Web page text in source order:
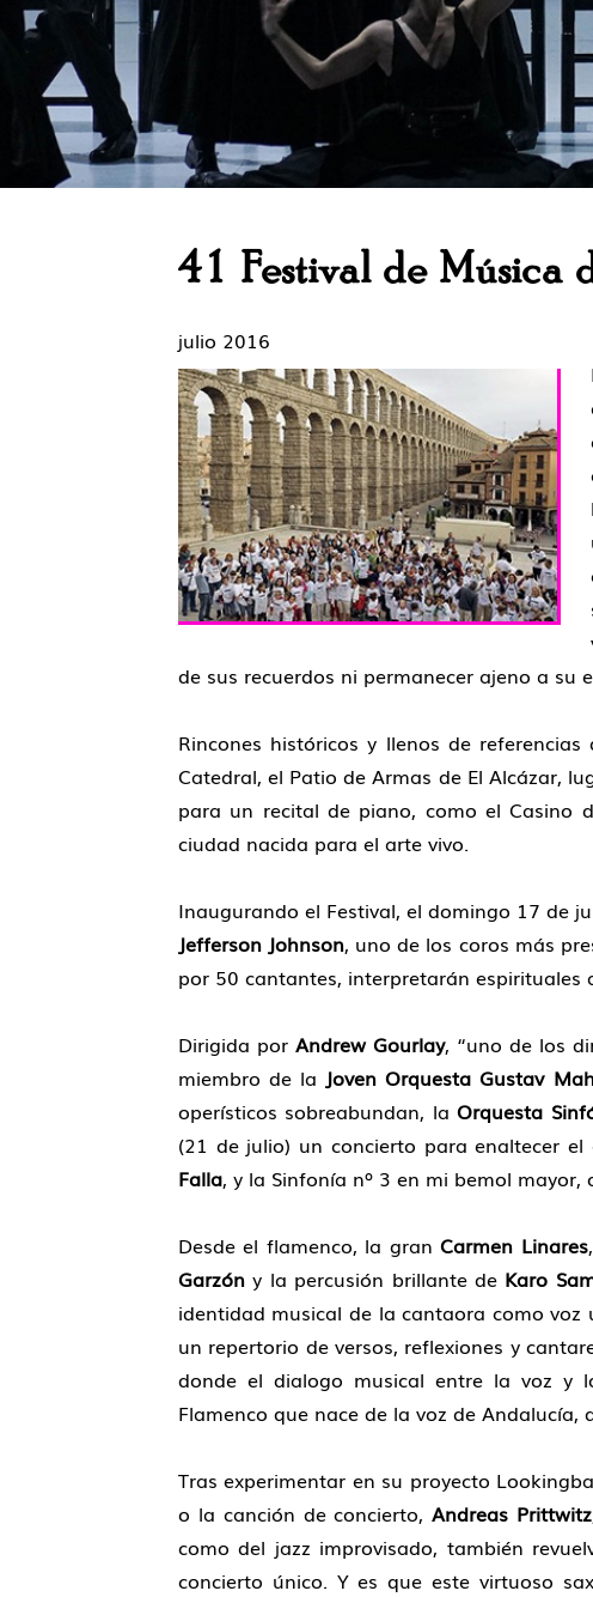
41 Festival de Música
julio 2016
de sus recuerdos ni permanecer ajeno a su
Rincones históricos y llenos de
Catedral, el Patio de Armas de El Alcázar,
para un recital de piano, como el Casino
ciudad nacida para el arte vivo.
Inaugurando el Festival, el domingo 17 de
Jefferson Johnson, uno de los coros más
por 50 cantantes, interpretarán espirituales
Dirigida porAndrew Gourlay, “uno de los
miembro de la Joven Orquesta Gustav
operísticos sobreabundan, laOrquesta
(21 de julio) un concierto para enaltecer
Falla, y la Sinfonía nº 3 en mi bemol mayor,
Desde el flamenco, la granCarmen Linares
Garzóny la percusión brillante deKaro
identidad musical de la cantaora como
un repertorio de versos, reflexiones y
donde el dialogo musical entre la voz y
Flamenco que nace de la voz de
Tras experimentar en su proyecto
o la canción de concierto,Andreas Prittwitz
como del jazz improvisado, también
concierto único. Y es que este virtuoso